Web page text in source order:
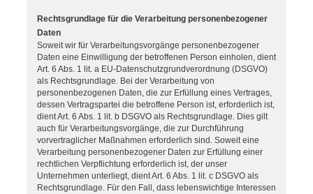
Rechtsgrundlage für die Verarbeitung personenbezogener
Daten
Soweit wir für Verarbeitungsvorgänge personenbezogener
Daten eine Einwilligung der betroffenen Person einholen, dient
Art. 6 Abs. 1 lit. a EU-Datenschutzgrundverordnung (DSGVO)
als Rechtsgrundlage. Bei der Verarbeitung von
personenbezogenen Daten, die zur Erfüllung eines Vertrages,
dessen Vertragspartei die betroffene Person ist, erforderlich ist,
dient Art. 6 Abs. 1 lit. b DSGVO als Rechtsgrundlage. Dies gilt
auch für Verarbeitungsvorgänge, die zur Durchführung
vorvertraglicher Maßnahmen erforderlich sind. Soweit eine
Verarbeitung personenbezogener Daten zur Erfüllung einer
rechtlichen Verpflichtung erforderlich ist, der unser
Unternehmen unterliegt, dient Art. 6 Abs. 1 lit. c DSGVO als
Rechtsgrundlage. Für den Fall, dass lebenswichtige Interessen